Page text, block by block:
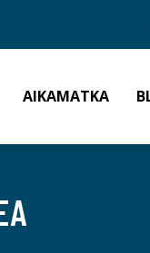
AIKAMATKA